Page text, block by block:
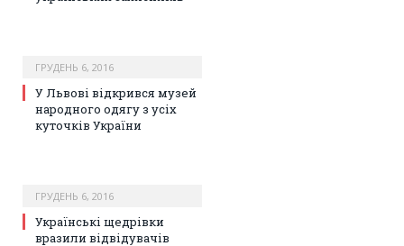
ГРУДЕНЬ 6, 2016
У Львові відкрився музей
народного одягу з усіх
куточків України
ГРУДЕНЬ 6, 2016
Українські щедрівки
вразили відвідувачів